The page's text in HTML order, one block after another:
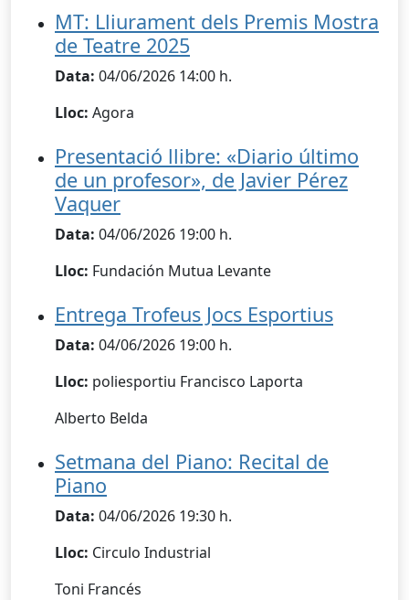
MT: Lliurament dels Premis Mostra
de Teatre 2025
Data: 04/06/2026 14:00 h.
Lloc: Agora
Presentació llibre: «Diario último
de un profesor», de Javier Pérez
Vaquer
Data: 04/06/2026 19:00 h.
Lloc: Fundación Mutua Levante
Entrega Trofeus Jocs Esportius
Data: 04/06/2026 19:00 h.
Lloc: poliesportiu Francisco Laporta
Alberto Belda
Setmana del Piano: Recital de
Piano
Data: 04/06/2026 19:30 h.
Lloc: Circulo Industrial
Toni Francés